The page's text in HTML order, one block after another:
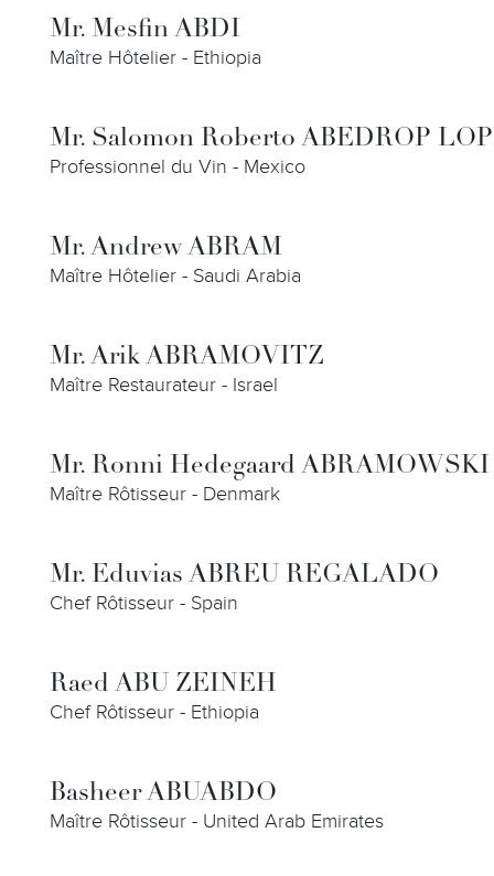
Mr. Mesfin ABDI
Maître Hôtelier - Ethiopia
Mr. Salomon Roberto ABEDROP
Professionnel du Vin - Mexico
Mr. Andrew ABRAM
Maître Hôtelier - Saudi Arabia
Mr. Arik ABRAMOVITZ
Maître Restaurateur - Israel
Mr. Ronni Hedegaard ABRAMOWSKI
Maître Rôtisseur - Denmark
Mr. Eduvias ABREU REGALADO
Chef Rôtisseur - Spain
Raed ABU ZEINEH
Chef Rôtisseur - Ethiopia
Basheer ABUABDO
Maître Rôtisseur - United Arab Emirates